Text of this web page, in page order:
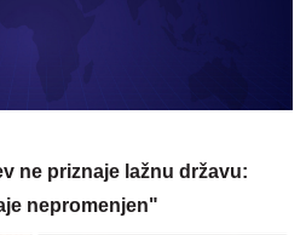
ne priznaje lažnu državu:
nepromenjen"